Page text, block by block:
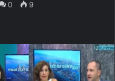
0 9